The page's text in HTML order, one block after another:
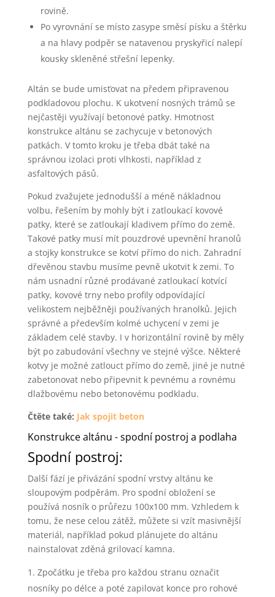
rovině.
Po vyrovnání se místo zasype směsí písku a štěrku
a na hlavy podpěr se natavenou pryskyřicí nalepí
kousky skleněné střešní lepenky.
Altán se bude umisťovat na předem připravenou
podkladovou plochu. K ukotvení nosných trámů se
nejčastěji využívají betonové patky. Hmotnost
konstrukce altánu se zachycuje v betonových
patkách. V tomto kroku je třeba dbát také na
správnou izolaci proti vlhkosti, například z
asfaltových pásů.
Pokud zvažujete jednodušší a méně nákladnou
volbu, řešením by mohly být i zatloukací kovové
patky, které se zatloukají kladivem přímo do země.
Takové patky musí mít pouzdrové upevnění hranolů
a stojky konstrukce se kotví přímo do nich. Zahradní
dřevěnou stavbu musíme pevně ukotvit k zemi. To
nám usnadní různé prodávané zatloukací kotvící
patky, kovové trny nebo profily odpovídající
velikostem nejběžněji používaných hranolků. Jejich
správné a především kolmé uchycení v zemi je
základem celé stavby. I v horizontální rovině by měly
být po zabudování všechny ve stejné výšce. Některé
kotvy je možné zatlouct přímo do země, jiné je nutné
zabetonovat nebo připevnit k pevnému a rovnému
dlažbovému nebo betonovému podkladu.
Čtěte také: Jak spojit beton
Konstrukce altánu - spodní postroj a podlaha
Spodní postroj:
Další fází je přivázání spodní vrstvy altánu ke
sloupovým podpěrám. Pro spodní obložení se
používá nosník o průřezu 100x100 mm. Vzhledem k
tomu, že nese celou zátěž, můžete si vzít masivnější
materiál, například pokud plánujete do altánu
nainstalovat zděná grilovací kamna.
Zpočátku je třeba pro každou stranu označit
nosníky po délce a poté zapilovat konce pro rohové